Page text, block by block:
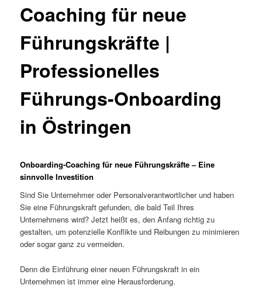
Coaching für neue
Führungskräfte |
Professionelles
Führungs-Onboarding
in Östringen
Onboarding-Coaching für neue Führungskräfte – Eine
sinnvolle Investition
Sind Sie Unternehmer oder Personalverantwortlicher und haben
Sie eine Führungskraft gefunden, die bald Teil Ihres
Unternehmens wird? Jetzt heißt es, den Anfang richtig zu
gestalten, um potenzielle Konflikte und Reibungen zu minimieren
oder sogar ganz zu vermeiden.
Denn die Einführung einer neuen Führungskraft in ein
Unternehmen ist immer eine Herausforderung.